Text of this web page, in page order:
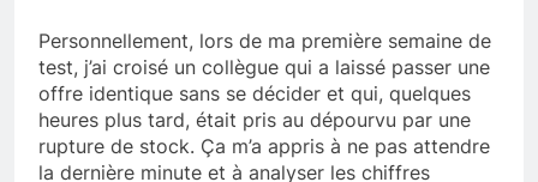
Personnellement, lors de ma première semaine de
test, j’ai croisé un collègue qui a laissé passer une
offre identique sans se décider et qui, quelques
heures plus tard, était pris au dépourvu par une
rupture de stock. Ça m’a appris à ne pas attendre
la dernière minute et à analyser les chiffres